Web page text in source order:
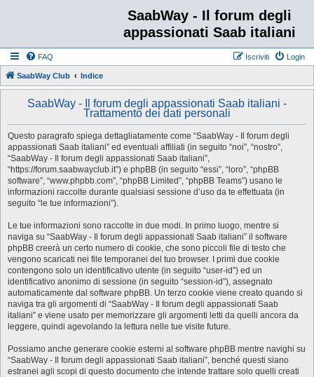
SaabWay - Il forum degli
appassionati Saab italiani
FAQ Login
Iscriviti
SaabWay Club Indice
SaabWay - Il forum degli appassionati Saab italiani -
Trattamento dei dati personali
Questo paragrafo spiega dettagliatamente come “SaabWay - Il forum degli
appassionati Saab italiani” ed eventuali affiliati (in seguito “noi”, “nostro”,
“SaabWay - Il forum degli appassionati Saab italiani”,
“https://forum.saabwayclub.it”) e phpBB (in seguito “essi”, “loro”, “phpBB
software”, “www.phpbb.com”, “phpBB Limited”, “phpBB Teams”) usano le
informazioni raccolte durante qualsiasi sessione d’uso da te effettuata (in
seguito “le tue informazioni”).
Le tue informazioni sono raccolte in due modi. In primo luogo, mentre si
naviga su “SaabWay - Il forum degli appassionati Saab italiani” il software
phpBB creerà un certo numero di cookie, che sono piccoli file di testo che
vengono scaricati nei file temporanei del tuo browser. I primi due cookie
contengono solo un identificativo utente (in seguito “user-id”) ed un
identificativo anonimo di sessione (in seguito “session-id”), assegnato
automaticamente dal software phpBB. Un terzo cookie viene creato quando si
naviga tra gli argomenti di “SaabWay - Il forum degli appassionati Saab
italiani” e viene usato per memorizzare gli argomenti letti da quelli ancora da
leggere, quindi agevolando la lettura nelle tue visite future.
Possiamo anche generare cookie esterni al software phpBB mentre navighi su
“SaabWay - Il forum degli appassionati Saab italiani”, benché questi siano
estranei agli scopi di questo documento che intende trattare solo quelli creati